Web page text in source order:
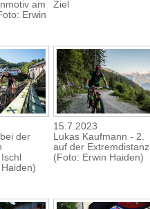
am
Erwin
Ziel
der
15.7.2023
Lukas Kaufmann - 2.
auf der Extremdistanz
(Foto: Erwin Haiden)